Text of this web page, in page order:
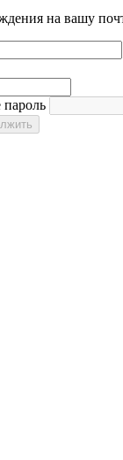
на вашу
пароль